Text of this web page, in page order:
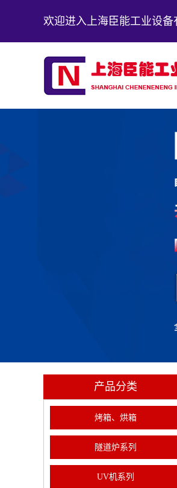
欢迎进入上海臣能工业设备
产品分类
烤箱、烘箱
隧道炉系列
UV机系列